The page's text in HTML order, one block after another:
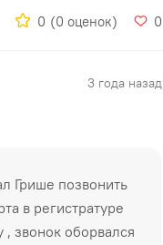
0 (0 оценок) 0
3 года назад
Грише позвонить
в регистратуре
звонок оборвался